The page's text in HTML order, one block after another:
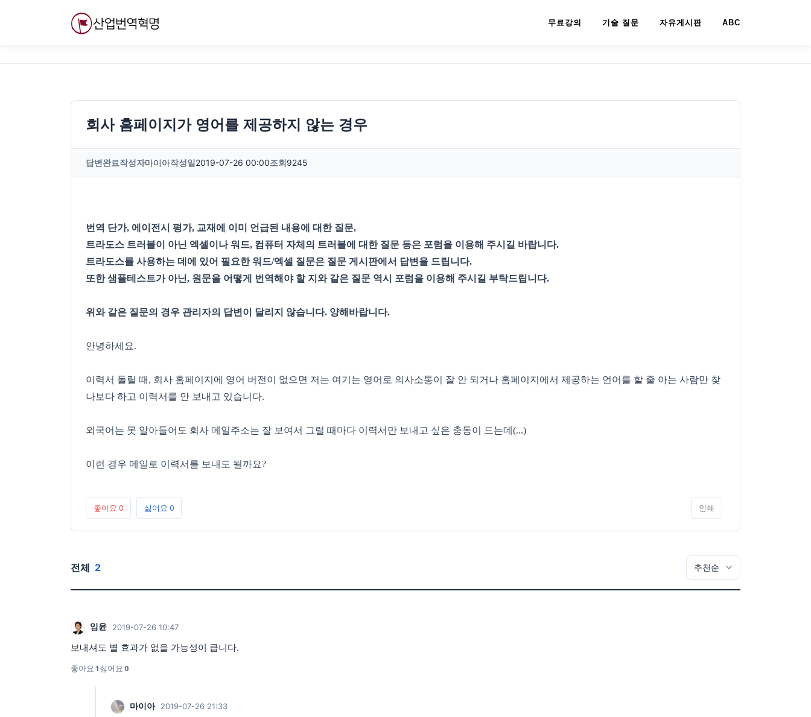
무료강의 기술 질문 자유게시판 ABC
회사 홈페이지가 영어를 제공하지 않는 경우
답변완료작성자마이아작성일2019-07-26 00:00조회9245
번역 단가, 에이전시 평가, 교재에 이미 언급된 내용에 대한 질문,
트라도스 트러블이 아닌 엑셀이나 워드, 컴퓨터 자체의 트러블에 대한 질문 등은 포럼을 이용해 주시길 바랍니다.
트라도스를 사용하는 데에 있어 필요한 워드/엑셀 질문은 질문 게시판에서 답변을 드립니다.
또한 샘플테스트가 아닌, 원문을 어떻게 번역해야 할 지와 같은 질문 역시 포럼을 이용해 주시길 부탁드립니다.
위와 같은 질문의 경우 관리자의 답변이 달리지 않습니다. 양해바랍니다.
안녕하세요.
이력서 돌릴 때, 회사 홈페이지에 영어 버전이 없으면 저는 여기는 영어로 의사소통이 잘 안 되거나 홈페이지에서 제공하는 언어를 할 줄 아는 사람만 찾
나보다 하고 이력서를 안 보내고 있습니다.
외국어는 못 알아들어도 회사 메일주소는 잘 보여서 그럴 때마다 이력서만 보내고 싶은 충동이 드는데(...)
이런 경우 메일로 이력서를 보내도 될까요?
좋아요 0 싫어요 0 인쇄
전체 2
임윤 2019-07-26 10:47
보내셔도 별 효과가 없을 가능성이 큽니다.
좋아요 1싫어요 0
마이아 2019-07-26 21:33